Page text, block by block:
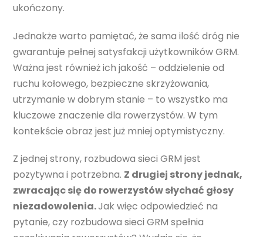
ukończony.
Jednakże warto pamiętać, że sama ilość dróg nie
gwarantuje pełnej satysfakcji użytkowników GRM.
Ważna jest również ich jakość – oddzielenie od
ruchu kołowego, bezpieczne skrzyżowania,
utrzymanie w dobrym stanie – to wszystko ma
kluczowe znaczenie dla rowerzystów. W tym
kontekście obraz jest już mniej optymistyczny.
Z jednej strony, rozbudowa sieci GRM jest
pozytywna i potrzebna. Z drugiej strony jednak,
zwracając się do rowerzystów słychać głosy
niezadowolenia.Jak więc odpowiedzieć na
pytanie, czy rozbudowa sieci GRM spełnia